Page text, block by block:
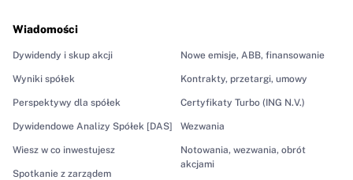
Wiadomości
Dywidendy i skup akcji
Wyniki spółek
Perspektywy dla spółek
Dywidendowe Analizy Spółek [DAS]
Wiesz w co inwestujesz
Spotkanie z zarządem
Nowe emisje, ABB, finansowanie
Kontrakty, przetargi, umowy
Certyfikaty Turbo (ING N.V.)
Wezwania
Notowania, wezwania, obrót
akcjami